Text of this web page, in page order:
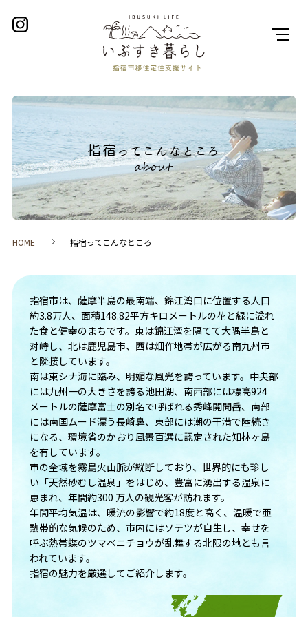
指宿ってこんなところ
HOME 指宿ってこんなところ
指宿市は、薩摩半島の最南端、錦江湾口に位置する人口
約3.8万人、面積148.82平方キロメートルの花と緑に溢れ
た食と健幸のまちです。東は錦江湾を隔てて大隅半島と
対峙し、北は鹿児島市、西は畑作地帯が広がる南九州市
と隣接しています。
南は東シナ海に臨み、明媚な風光を誇っています。中央部
には九州一の大きさを誇る池田湖、南西部には標高924
メートルの薩摩富士の別名で呼ばれる秀峰開聞岳、南部
には南国ムード漂う長崎鼻、東部には潮の干満で陸続き
になる、環境省のかおり風景百選に認定された知林ヶ島
を有しています。
市の全域を霧島火山脈が縦断しており、世界的にも珍し
い「天然砂むし温泉」をはじめ、豊富に湧出する温泉に
恵まれ、年間約300 万人の観光客が訪れます。
年間平均気温は、暖流の影響で約18度と高く、温暖で亜
熱帯的な気候のため、市内にはソテツが自生し、幸せを
呼ぶ熱帯蝶のツマベニチョウが乱舞する北限の地とも言
われています。
指宿の魅力を厳選してご紹介します。